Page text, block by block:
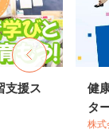
支援ス
健
タ
株式